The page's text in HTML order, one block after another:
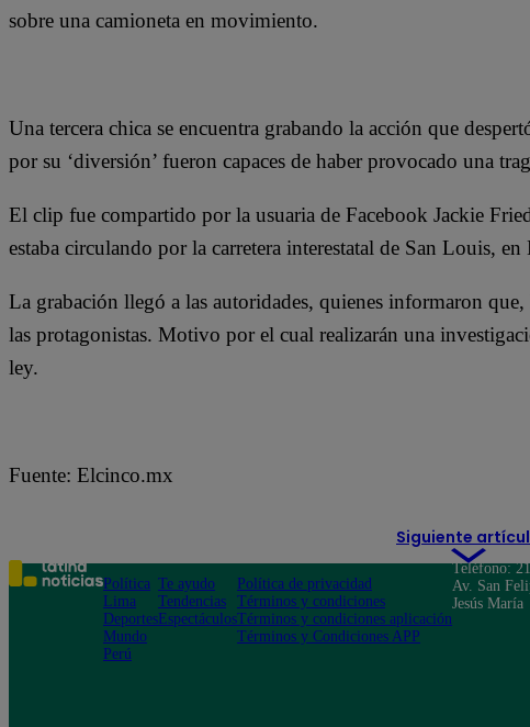
sobre una camioneta en movimiento.
Una tercera chica se encuentra grabando la acción que
por su ‘diversión’ fueron capaces de haber provocado una
El clip fue compartido por la usuaria de Facebook Jackie
estaba circulando por la carretera interestatal de San Louis,
La grabación llegó a las autoridades, quienes informaron
las protagonistas. Motivo por el cual realizarán una
ley.
Fuente: Elcinco.mx
Siguiente
Política
Lima
Deportes
Mundo
Perú
Te ayudo
Tendencias
Espectáculos
Política de privacidad
Términos y condiciones
Términos y condiciones aplicación
Términos y Condiciones APP
Teléfono:
Av. San
Jesús María